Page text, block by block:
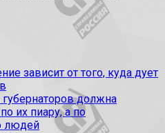
зависит от того, куда дует
должна
их пиару, а по
людей